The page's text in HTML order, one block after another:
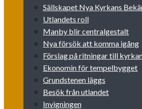
Sällskapet Nya Kyrkans
Utlandets roll
Manby blir centralgestalt
Nya försök att komma igång
Förslag på ritningar till
Ekonomin för tempelbygget
Grundstenen läggs
Besök från utlandet
Invigningen